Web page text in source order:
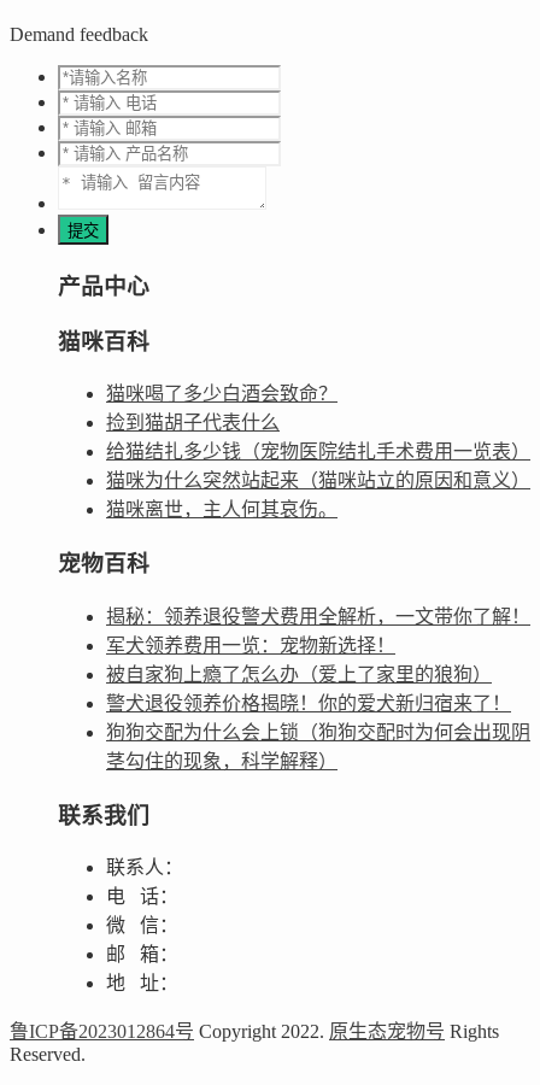
Demand feedback
产品中心
猫咪百科
猫咪喝了多少白酒会致命？
捡到猫胡子代表什么
给猫结扎多少钱（宠物医院结扎手术费用一览表）
猫咪为什么突然站起来（猫咪站立的原因和意义）
猫咪离世，主人何其哀伤。
宠物百科
揭秘：领养退役警犬费用全解析，一文带你了解！
军犬领养费用一览：宠物新选择！
被自家狗上瘾了怎么办（爱上了家里的狼狗）
警犬退役领养价格揭晓！你的爱犬新归宿来了！
狗狗交配为什么会上锁（狗狗交配时为何会出现阴
茎勾住的现象，科学解释）
联系我们
联系人：
电 话：
微 信：
邮 箱：
地 址：
鲁ICP备2023012864号 Copyright 2022. 原生态宠物号 Rights
Reserved.